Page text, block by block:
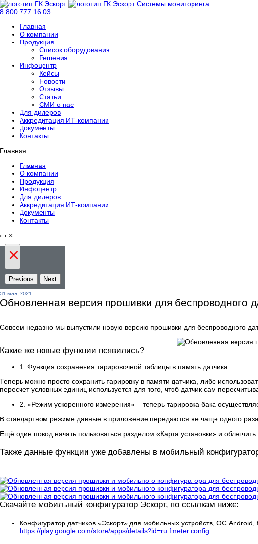
Системы мониторинга
8 800 777 16 03
Главная
О компании
Продукция
Список оборудования
Решения
Инфоцентр
Кейсы
Новости
Отзывы
Статьи
СМИ о нас
Для дилеров
Аккредитация ИТ-компании
Документы
Контакты
Главная
Главная
О компании
Продукция
Инфоцентр
Для дилеров
Аккредитация ИТ-компании
Документы
Контакты
‹ › ×
×
Previous Next
31 мая, 2021
Обновленная версия прошивки для беспроводного
Совсем недавно мы выпустили новую версию прошивки для беспроводного
Какие же новые функции появились?
1. Функция сохранения тарировочной таблицы в память датчика.
Теперь можно просто сохранить тарировку в памяти датчика, либо
пересчет условных единиц используется для того, чтоб датчик сам
2. «Режим ускоренного измерения» – теперь тарировка бака
В стандартном режиме данные в приложение передаются не чаще одного
Ещё один повод начать пользоваться разделом «Карта установки» и
Также данные функции уже добавлены в мобильный
Скачайте мобильный конфигуратор Эскорт, по ссылкам ниже:
Конфигуратор датчиков «Эскорт» для мобильных устройств, ОС
https://play.google.com/store/apps/details?id=ru.fmeter.config